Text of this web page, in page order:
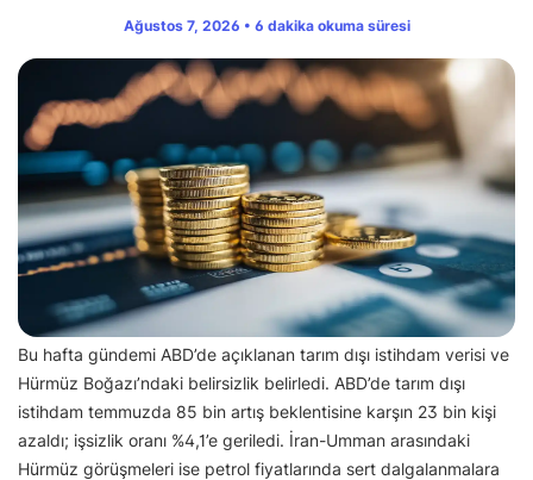
Ağustos 7, 2026 • 6 dakika okuma süresi
Bu hafta gündemi ABD’de açıklanan tarım dışı istihdam verisi ve
Hürmüz Boğazı’ndaki belirsizlik belirledi. ABD’de tarım dışı
istihdam temmuzda 85 bin artış beklentisine karşın 23 bin kişi
azaldı; işsizlik oranı %4,1’e geriledi. İran-Umman arasındaki
Hürmüz görüşmeleri ise petrol fiyatlarında sert dalgalanmalara